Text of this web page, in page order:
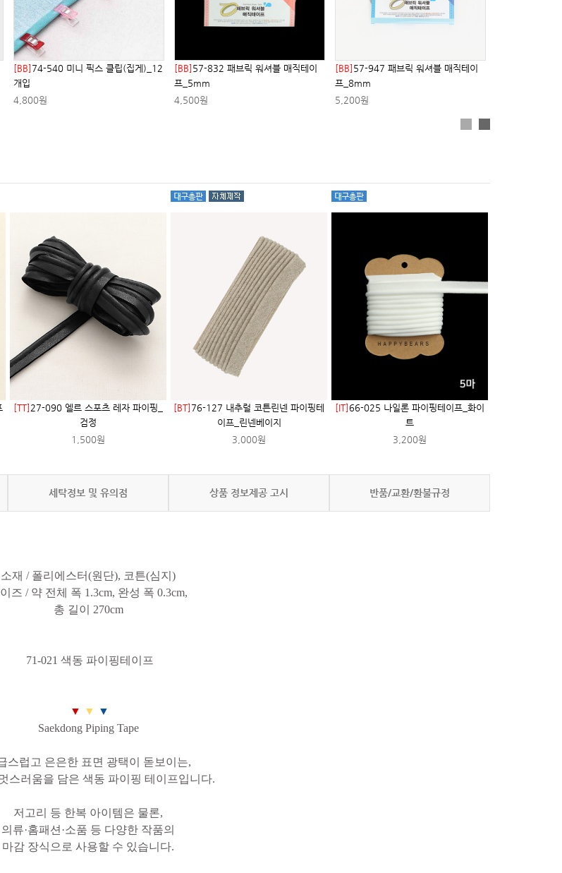
[BB] 74-540 미니 픽스 클립(집게)_12
개입
4,800원
[BB] 57-832 패브릭 워셔블 매직테이
프_5mm
4,500원
[BB] 57-947 패브릭 워셔블 매직테이
프_8mm
5,200원
[TT] 27-090 엘르 스포츠 레자 파이핑_
검정
1,500원
[BT] 76-127 내추럴 코튼린넨 파이핑테
이프_린넨베이지
3,000원
[IT]66-025 나일론 파이핑테이프_화이
트
3,200원
세탁정보 및 유의점 상품 정보제공 고시 반품/교환/환불규정
소재 / 폴리에스터(원단), 코튼(심지)
즈 / 약 전체 폭 1.3cm, 완성 폭 0.3cm,
총 길이 270cm
71-021 색동 파이핑테이프
▼ ▼ ▼
Saekdong Piping Tape
스럽고 은은한 표면 광택이 돋보이는,
스러움을 담은 색동 파이핑 테이프입니다.
저고리 등 한복 아이템은 물론,
의류·홈패션·소품 등 다양한 작품의
마감 장식으로 사용할 수 있습니다.